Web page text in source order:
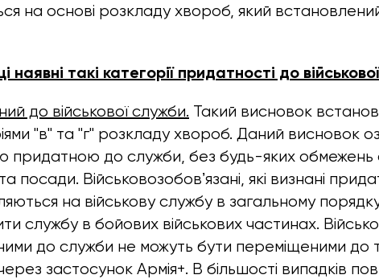
на основі розкладу хвороб, який
наявні такі категорії придатності до
до військової служби. Такий висновок
"в" та "г" розкладу хвороб. Даний висновок
придатною до служби, без будь-яких обмежень
посади. Військовозобовʼязані, які визнані
на військову службу в загальному
службу в бойових військових частинах.
до служби не можуть бути переміщеними до
застосунок Армія+. В більшості випадків